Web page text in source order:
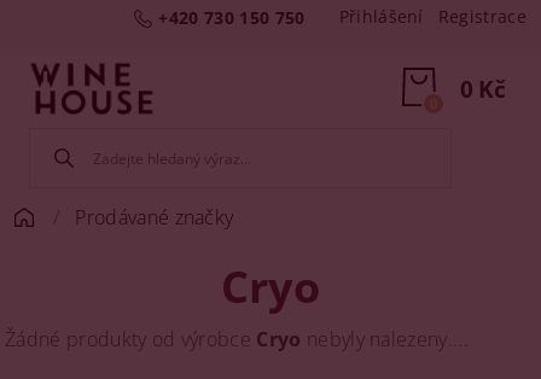
+420 730 150 750 Přihlášení Registrace
0 Kč
0
Prodávané značky
Cryo
Žádné produkty od výrobce Cryo nebyly nalezeny....